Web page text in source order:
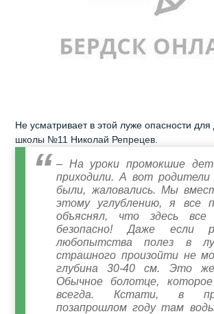
Не усматривает в этой луже опасности для
школы №11 Николай Репрецев.
– На уроки промокшие
приходили. А вот
были, жаловались. Мы
этому углублению, я все
объяснял, что здесь все
безопасно! Даже если
любопытства полез в
страшного произойти не
глубина 30-40 см. Это
Обычное болотце,
всегда. Кстати, в
позапрошлом году там